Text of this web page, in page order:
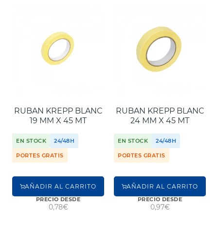
RUBAN KREPP BLANC
19 MM X 45 MT
EN STOCK 24/48H
PORTES GRATIS
AÑADIR AL CARRITO
PRECIO DESDE
0,78€
RUBAN KREPP BLANC
24 MM X 45 MT
EN STOCK 24/48H
PORTES GRATIS
AÑADIR AL CARRITO
PRECIO DESDE
0,97€